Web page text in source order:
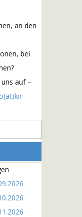
an den
bei
auf –